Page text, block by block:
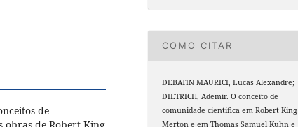
de
COMO CITAR
DEBATIN MAURICI, Lucas Alexandre;
DIETRICH, Ademir. O conceito de
comunidade científica em Robert King
Merton e em Thomas Samuel Kuhn e